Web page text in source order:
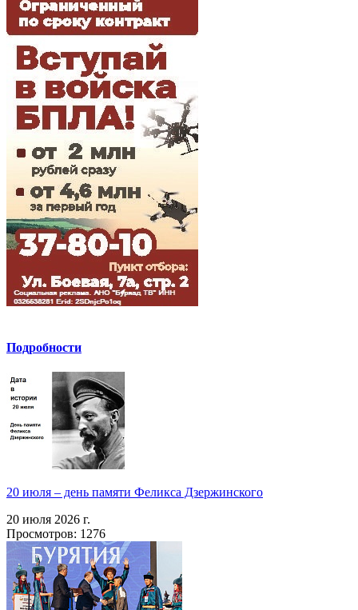
Подробности
20 июля – день памяти Феликса Дзержинского
20 июля 2026 г.
Просмотров: 1276